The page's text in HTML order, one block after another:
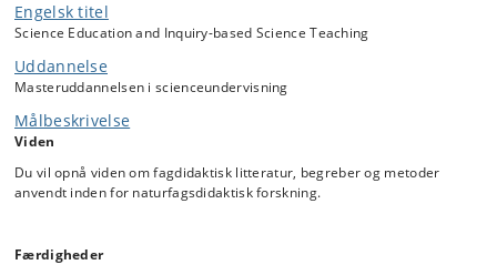
Vi tager udgangspunkt i dine undervisningsmæssige erfaringer og du
samarbejder med kollegaer i gruppeopgaver hvor I undersøger
potentielle læring.
Engelsk titel
Science Education and Inquiry-based Science Teaching
Uddannelse
Masteruddannelsen i scienceundervisning
Målbeskrivelse
Viden
Du vil opnå viden om fagdidaktisk litteratur, begreber og metoder
anvendt inden for naturfagsdidaktisk forskning.
Færdigheder